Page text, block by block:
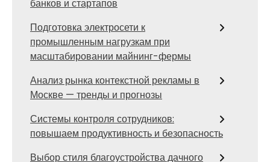
банков и стартапов
Подготовка электросети к
промышленным нагрузкам при
масштабировании майнинг-фермы
Анализ рынка контекстной рекламы в
Москве — тренды и прогнозы
Системы контроля сотрудников:
повышаем продуктивность и безопасность
Выбор стиля благоустройства дачного